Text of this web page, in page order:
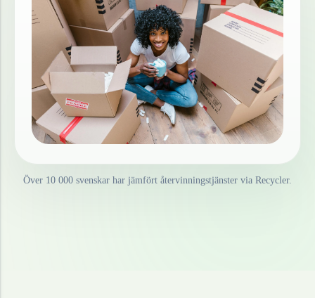
Över 10 000 svenskar har jämfört återvinningstjänster via Recycler.